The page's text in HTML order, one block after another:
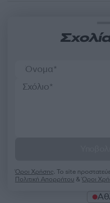
Όροι Χρήσης. Το site
Πολιτική Απορρήτου &Όροι